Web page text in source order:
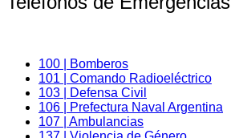
100 | Bomberos
101 | Comando Radioeléctrico
103 | Defensa Civil
106 | Prefectura Naval Argentina
107 | Ambulancias